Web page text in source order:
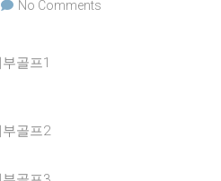
No Comments